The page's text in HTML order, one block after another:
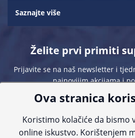
Saznajte više
Želite prvi primiti
Prijavite se na naš newsletter i
najnovijim akcijama i
Ova stranica
Koristimo kolačiće da bismo
online iskustvo. Korištenjem